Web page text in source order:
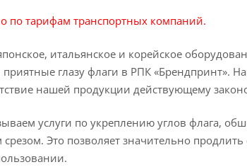
по тарифам транспортных компаний.
итальянское и корейское
глазу флаги в РПК «Брендпринт».
нашей продукции действующему
услуги по укреплению углов флага,
Это позволяет значительно продлить